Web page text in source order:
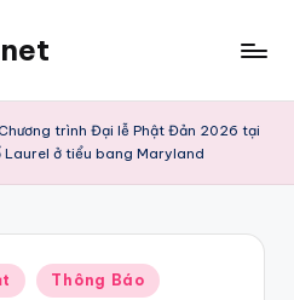
Chương trình Đại lễ Phật Đản 2026 tại
ở tiểu bang Maryland
Thông Báo